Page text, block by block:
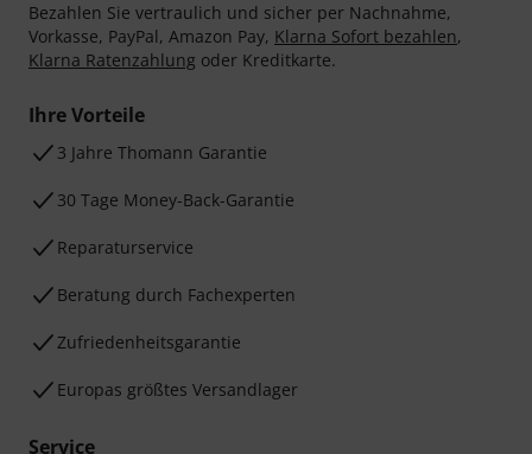
Bezahlen Sie vertraulich und sicher per Nachnahme,
Vorkasse, PayPal, Amazon Pay, Klarna Sofort bezahlen,
Klarna Ratenzahlung oder Kreditkarte.
Ihre Vorteile
3 Jahre Thomann Garantie
30 Tage Money-Back-Garantie
Reparaturservice
Beratung durch Fachexperten
Zufriedenheitsgarantie
Europas größtes Versandlager
Service